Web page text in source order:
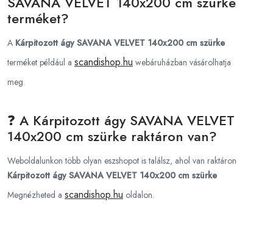
terméket?
A Kárpitozott ágy SAVANA VELVET 140x200 cm szürke
terméket például a scandishop.hu webáruházban vásárolhatja
meg.
❓ A Kárpitozott ágy SAVANA VELVET
140x200 cm szürke raktáron van?
Weboldalunkon több olyan eszshopot is találsz, ahol van raktáron
Kárpitozott ágy SAVANA VELVET 140x200 cm szürke
Megnézheted a scandishop.hu oldalon.